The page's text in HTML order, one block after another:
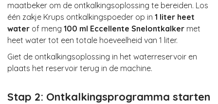
maatbeker om de ontkalkingsoplossing te bereiden. Los
één zakje Krups ontkalkingspoeder op in 1 liter heet
water of meng 100 ml Eccellente Snelontkalker met
heet water tot een totale hoeveelheid van 1 liter.
Giet de ontkalkingsoplossing in het waterreservoir en
plaats het reservoir terug in de machine.
Stap 2: Ontkalkingsprogramma starten